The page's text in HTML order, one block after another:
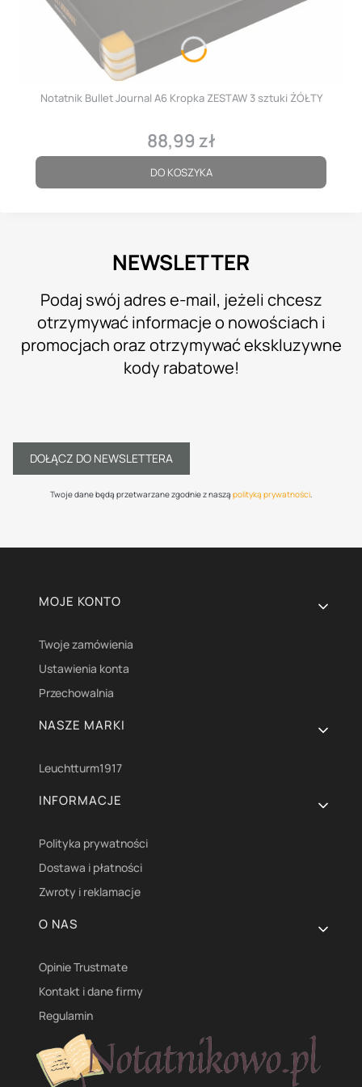
Notatnik Bullet Journal A6 Kropka ZESTAW 3 sztuki ŻÓŁTY
Cena
88,99 zł
DO KOSZYKA
NEWSLETTER
Podaj swój adres e-mail, jeżeli chcesz
otrzymywać informacje o nowościach i
promocjach oraz otrzymywać ekskluzywne
kody rabatowe!
DOŁĄCZ DO NEWSLETTERA
Twoje dane będą przetwarzane zgodnie z naszą polityką prywatności.
Linki w stopce
MOJE KONTO
Twoje zamówienia
Ustawienia konta
Przechowalnia
NASZE MARKI
Leuchtturm1917
INFORMACJE
Polityka prywatności
Dostawa i płatności
Zwroty i reklamacje
O NAS
Opinie Trustmate
Kontakt i dane firmy
Regulamin